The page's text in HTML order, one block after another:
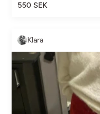
550 SEK
Klara